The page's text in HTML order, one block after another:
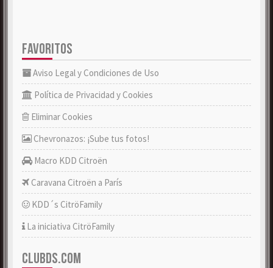
FAVORITOS
Aviso Legal y Condiciones de Uso
Política de Privacidad y Cookies
Eliminar Cookies
Chevronazos: ¡Sube tus fotos!
Macro KDD Citroën
Caravana Citroën a París
KDD´s CitröFamily
La iniciativa CitröFamily
CLUBDS.COM